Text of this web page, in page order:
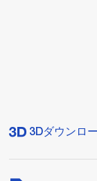
3Dダウンロ